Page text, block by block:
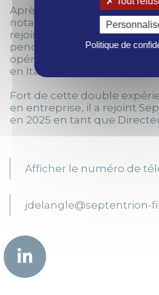
Après 6 années en
notamment chez Grant
rejoint l'équipe M&A du
pendant près de 7 ans où il
opérations de croissance
en Italie.
Fort de cette double
en entreprise, il a rejoint
en 2025 en tant que
Afficher le numéro de
jdelangle@septentrion-
Politique de